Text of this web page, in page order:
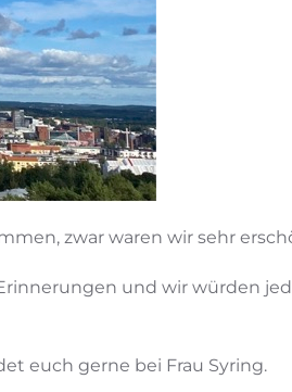
zwar waren wir sehr
und wir würden
euch gerne bei Frau Syring.